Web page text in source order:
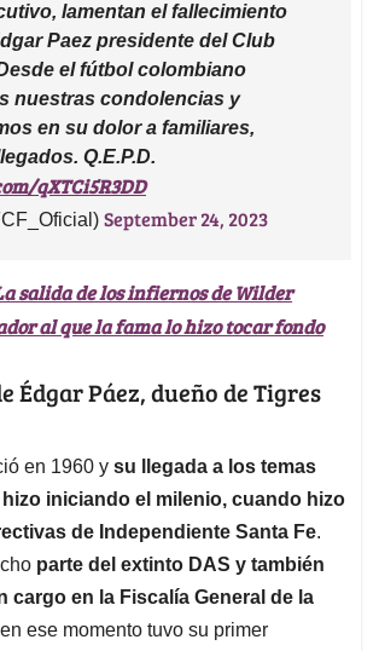
lamentan el fallecimiento
Paez presidente del Club
el fútbol colombiano
nuestras condolencias y
en su dolor a familiares,
Q.E.P.D.
qXTCi5R3DD
September 24, 2023
salida de los infiernos de Wilder
al que la fama lo hizo tocar fondo
Édgar Páez, dueño de Tigres
en 1960 y su llegada a los temas
iniciando el milenio, cuando hizo
de Independiente Santa Fe.
parte del extinto DAS y también
cargo en la Fiscalía General de la
ese momento tuvo su primer